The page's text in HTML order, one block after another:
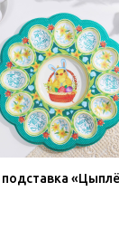
подставка